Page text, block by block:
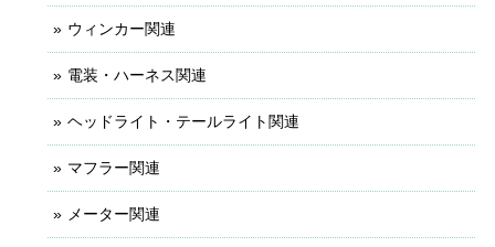
ウィンカー関連
電装・ハーネス関連
ヘッドライト・テールライト関連
マフラー関連
メーター関連